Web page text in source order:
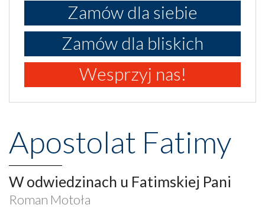
Zamów dla siebie
Zamów dla bliskich
Wesprzyj nas!
Apostolat Fatimy
W odwiedzinach u Fatimskiej Pani
Roman Motoła